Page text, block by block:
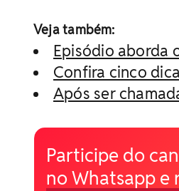
Veja também:
Episódio aborda
Confira cinco
Após ser
Participe do
no Whatsapp e